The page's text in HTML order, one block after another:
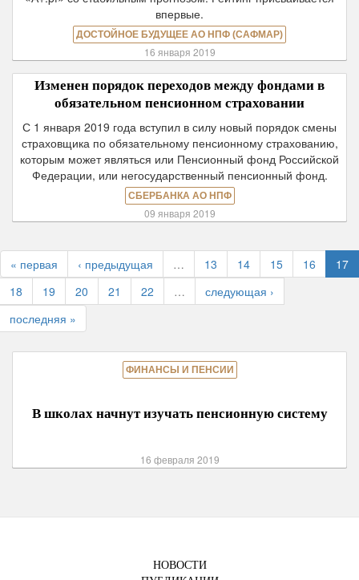
впервые.
ДОСТОЙНОЕ БУДУЩЕЕ АО НПФ (САФМАР)
16 января 2019
Изменен порядок переходов между фондами в
обязательном пенсионном страховании
С 1 января 2019 года вступил в силу новый порядок смены
страховщика по обязательному пенсионному страхованию,
которым может являться или Пенсионный фонд Российской
Федерации, или негосударственный пенсионный фонд.
СБЕРБАНКА АО НПФ
09 января 2019
« первая ‹ предыдущая … 13 14 15 16
17
18
19 20 21 22 …
следующая ›
последняя »
ФИНАНСЫ И ПЕНСИИ
В школах начнут изучать пенсионную систему
16 февраля 2019
НОВОСТИ